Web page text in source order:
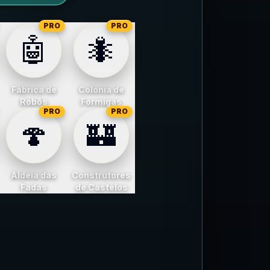
🤖
PRO
Fábrica de
Robôs
🐜
PRO
Colónia de
Formigas
🍄
PRO
Aldeia das
Fadas
🏰
PRO
Construtores
de Castelos